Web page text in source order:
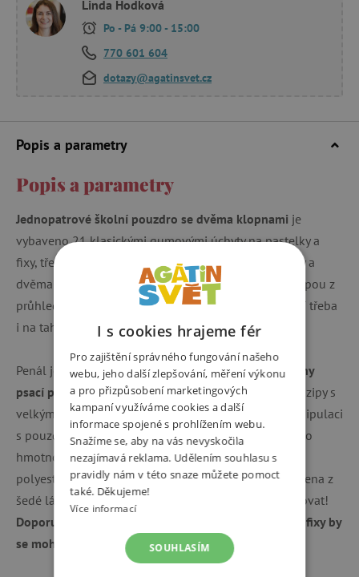
Linda Hodková
Po - Pá 9:00 - 15:00
770 601 604
dotazy@agatinsvet.cz
Popis a parametry
Popis a parametry
Jednopatrové školní pouzdro se dvěma klopnami je
vybaveno 21 klasickými gumovými úchyty na pastelky a
fixy, třemi širšími úchyty na pravítko, kružítko či nůžky a
dvěma většími úchyty na gumu a ořezávátko. Pod klopou z
průhledné folie najdete rozvrh hodin, druhé poslouží třeba
i na taháky.
Penál je polstrovaný, takžespolehlivě ochrání všechny
psací potřeby vašich dětí. Zapínání je řešeno kvalitní zipy s
velkými taháčky, které umožňují dětem snadnou manipulaci
s pouzdrem. Rozměry penálu jsou 21 x 5 x 14 cm, jeho
hmotnost je 0,20 g. Je vyroben z kvalitního pevného
polyesteru. Vnitřní podšívka školních penálů je vyrobena z
šedé látky a obrazce na ní vytištěné je možné vybarvovat!
Doporučujeme k vybarvení použít klasické pastelky, fixy by
se mohly rozpíjet.
I s cookies hrajeme fér
Pro zajištění správného fungování našeho
webu, jeho další zlepšování, měření výkonu
a pro přizpůsobení marketingových
kampaní využíváme cookies a další
informace spojené s prohlížením webu.
Snažíme se, aby na vás nevyskočila
nezajímavá reklama. Udělením souhlasu s
pravidly nám v této snaze můžete pomoct
také. Děkujeme!
Více informací
SOUHLASÍM